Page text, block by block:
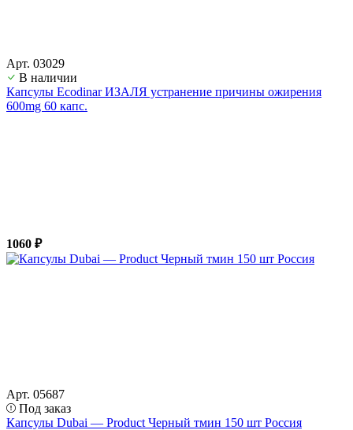
Арт. 03029
В наличии
Капсулы Ecodinar ИЗАЛЯ устранение причины ожирения
600mg 60 капс.
1060 ₽
Арт. 05687
Под заказ
Капсулы Dubai — Product Черный тмин 150 шт Россия